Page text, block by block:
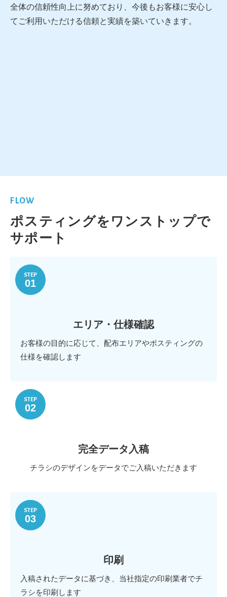
全体の信頼性向上に努めており、今後もお客様に安心し
てご利用いただける信頼と実績を築いていきます。
FLOW
ポスティングをワンストップで
サポート
STEP
01
エリア・仕様確認
お客様の目的に応じて、配布エリアやポスティングの
仕様を確認します
STEP
02
完全データ入稿
チラシのデザインをデータでご入稿いただきます
STEP
03
印刷
入稿されたデータに基づき、当社指定の印刷業者でチ
ラシを印刷します